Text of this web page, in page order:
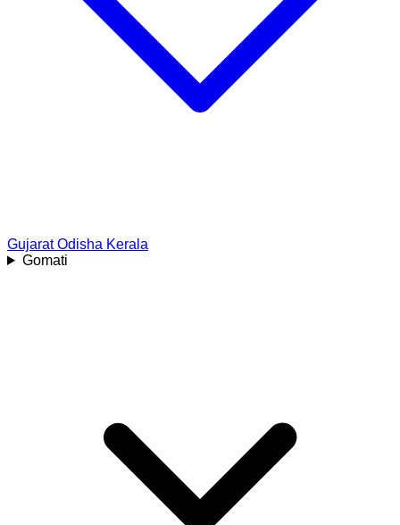
Gujarat Odisha Kerala
Gomati